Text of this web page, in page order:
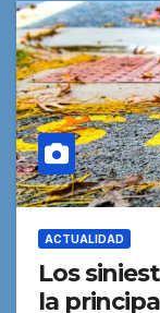
ACTUALIDAD
Los
la